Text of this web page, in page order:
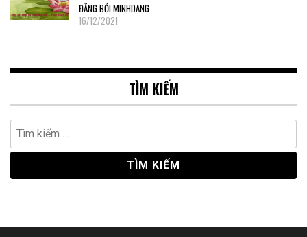
ĐĂNG BỞI MINHDANG
16/12/2021
TÌM KIẾM
Tìm
kiếm
cho: